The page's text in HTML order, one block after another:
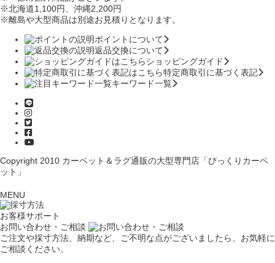
※北海道1,100円、沖縄2,200円
※離島や大型商品は別途お見積りとなります。
ポイントについて
返品交換について
ショッピングガイド
特定商取引に基づく表記
キーワード一覧
Copyright 2010 カーペット＆ラグ通販の大型専門店「びっくりカーペ
ット」
MENU
お客様サポート
お問い合わせ・ご相談
ご注文や採寸方法、納期など、ご不明な点がございましたら、お気軽に
ご相談ください。